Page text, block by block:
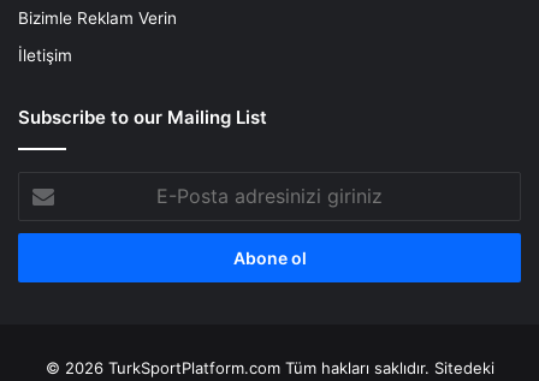
Bizimle Reklam Verin
İletişim
Subscribe to our Mailing List
Posta
adresinizi
© 2026 TurkSportPlatform.com Tüm hakları saklıdır. Sitedeki